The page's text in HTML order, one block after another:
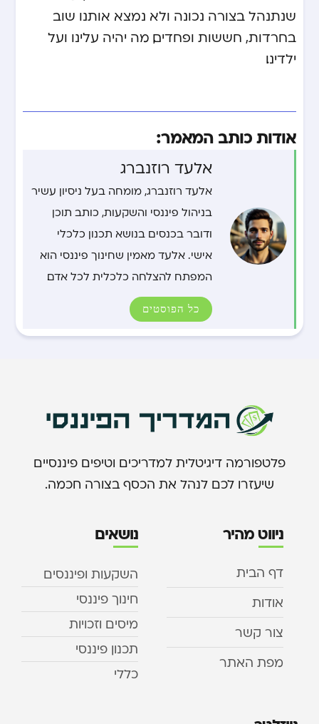
שנתנהל בצורה נכונה ולא נמצא אותנו שוב
בחרדות, חששות ופחדים, מה יהיה עלינו ועל
ילדינו.
אודות כותב המאמר:
אלעד רוזנברג
אלעד רוזנברג, מומחה בעל ניסיון עשיר
בניהול פיננסי והשקעות, כותב תוכן
ודובר בכנסים בנושא תכנון כלכלי
אישי. אלעד מאמין שחינוך פיננסי הוא
המפתח להצלחה כלכלית לכל אדם.
כל הפוסטים
פלטפורמה דיגיטלית למדריכים וטיפים פיננסיים
שיעזרו לכם לנהל את הכסף בצורה חכמה.
ניווט מהיר
דף הבית
אודות
צור קשר
מפת האתר
נושאים
השקעות ופיננסים
חינוך פיננסי
מיסים וזכויות
תכנון פיננסי
כללי